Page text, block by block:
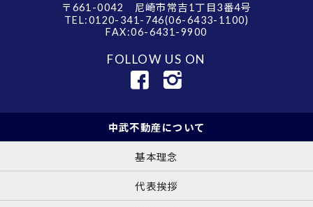
〒661-0042 尼崎市常吉1丁目3番4号
TEL:0120-341-746(06-6433-1100)
FAX:06-6431-9900
FOLLOW US ON
中武不動産について
基本理念
代表挨拶